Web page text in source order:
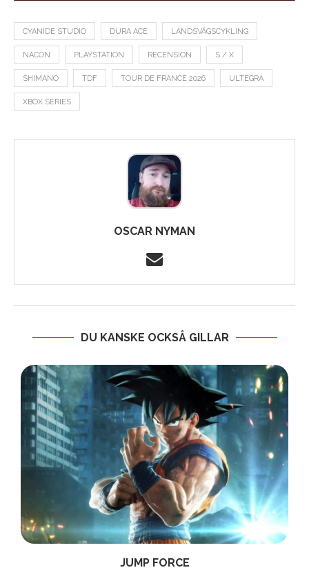
CYANIDE STUDIO DURA ACE LANDSVÄGSCYKLING
NACON PLAYSTATION RECENSION S / X
SHIMANO TDF TOUR DE FRANCE 2026 ULTEGRA
XBOX SERIES
OSCAR NYMAN
DU KANSKE OCKSÅ GILLAR
JUMP FORCE